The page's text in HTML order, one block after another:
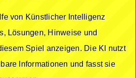
von Künstlicher Intelligenz
Lösungen, Hinweise und
Spiel anzeigen. Die KI nutzt
Informationen und fasst sie